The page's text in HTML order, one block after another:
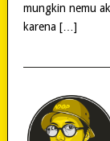
mungkin nemu
karena […]